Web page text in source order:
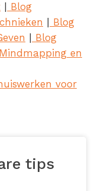
Blog
Blog
Blog
en
voor
tips